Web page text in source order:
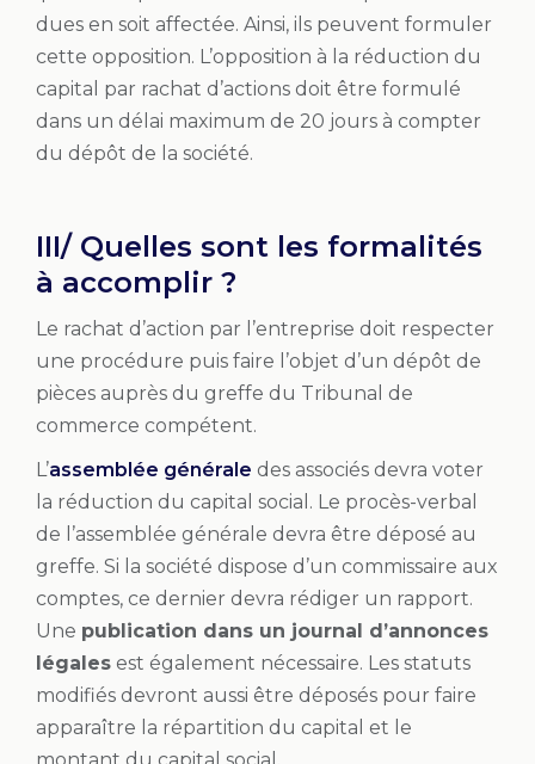
dues en soit affectée. Ainsi, ils peuvent formuler
cette opposition. L’opposition à la réduction du
capital par rachat d’actions doit être formulé
dans un délai maximum de 20 jours à compter
du dépôt de la société.
III/ Quelles sont les formalités
à accomplir ?
Le rachat d’action par l’entreprise doit respecter
une procédure puis faire l’objet d’un dépôt de
pièces auprès du greffe du Tribunal de
commerce compétent.
L’assemblée générale des associés devra voter
la réduction du capital social. Le procès-verbal
de l’assemblée générale devra être déposé au
greffe. Si la société dispose d’un commissaire aux
comptes, ce dernier devra rédiger un rapport.
Une publication dans un journal d’annonces
légales est également nécessaire. Les statuts
modifiés devront aussi être déposés pour faire
apparaître la répartition du capital et le
montant du capital social.